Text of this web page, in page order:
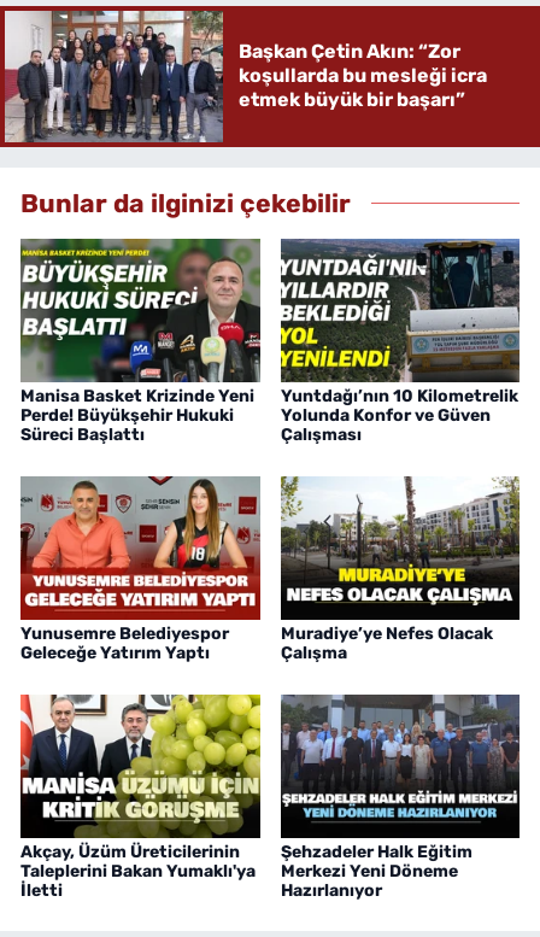
Başkan Çetin Akın: “Zor
koşullarda bu mesleği icra
etmek büyük bir başarı”
Bunlar da ilginizi çekebilir
Manisa Basket Krizinde Yeni
Perde! Büyükşehir Hukuki
Süreci Başlattı
Yuntdağı’nın 10 Kilometrelik
Yolunda Konfor ve Güven
Çalışması
Yunusemre Belediyespor
Geleceğe Yatırım Yaptı
Muradiye’ye Nefes Olacak
Çalışma
Akçay, Üzüm Üreticilerinin
Taleplerini Bakan Yumaklı'ya
İletti
Şehzadeler Halk Eğitim
Merkezi Yeni Döneme
Hazırlanıyor